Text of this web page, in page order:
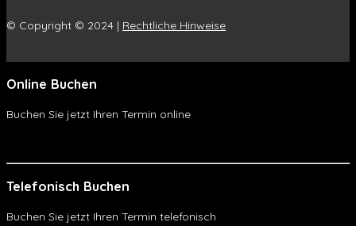
© Copyright © 2024 | Rechtliche Hinweise
Online Buchen
Buchen Sie jetzt Ihren Termin online
Telefonisch Buchen
Buchen Sie jetzt Ihren Termin telefonisch